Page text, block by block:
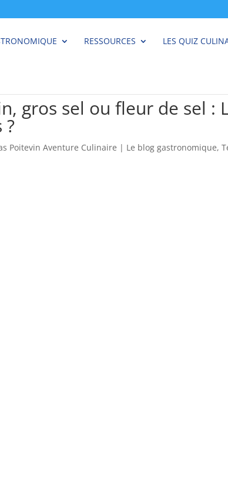
RESSOURCES LES QUIZ
gros sel ou fleur de sel
?
Poitevin Aventure Culinaire | Le blog gastronomique,